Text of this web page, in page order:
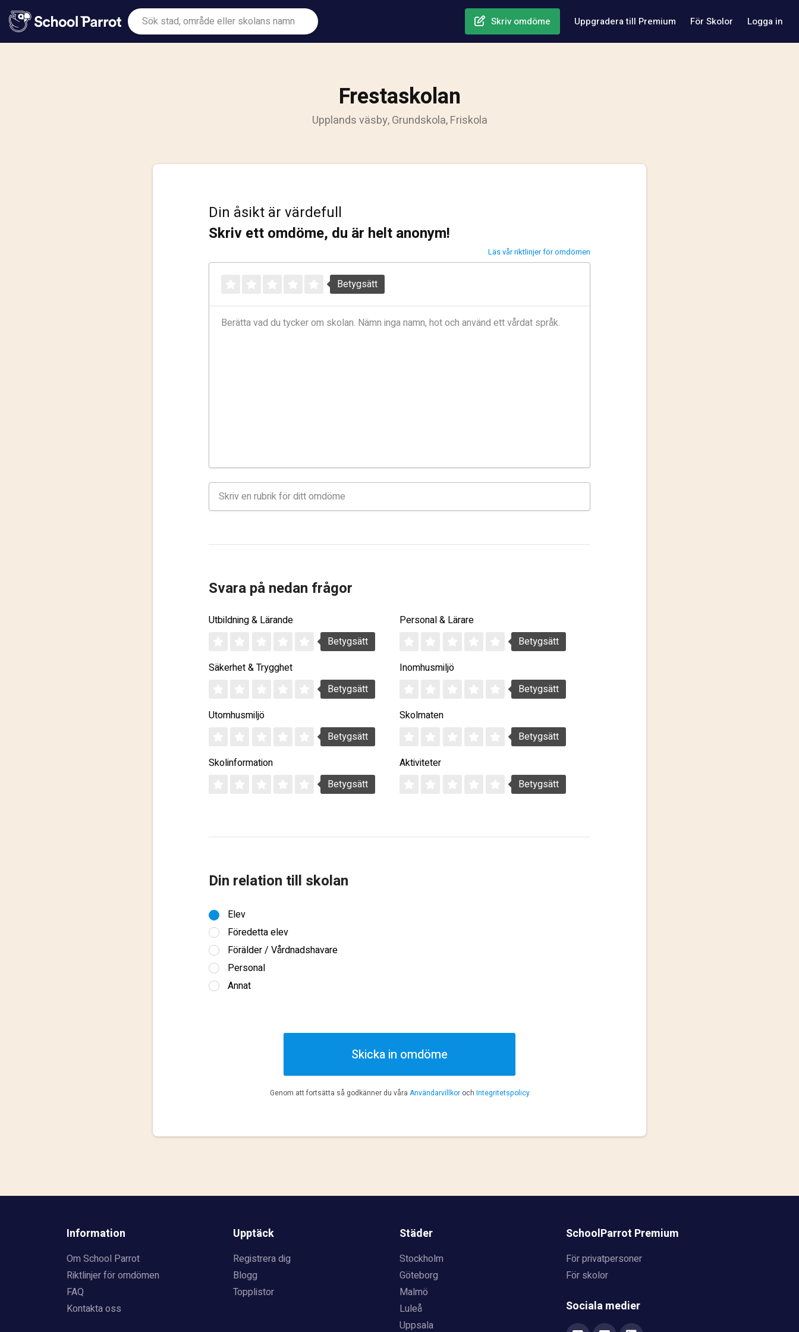
Skriv omdöme Uppgradera till Premium För Skolor Logga in
Frestaskolan
Upplands väsby, Grundskola, Friskola
Din åsikt är värdefull
Skriv ett omdöme, du är helt anonym!
Läs vår riktlinjer för omdömen
Betygsätt
Svara på nedan frågor
Utbildning & Lärande
Betygsätt
Personal & Lärare
Betygsätt
Säkerhet & Trygghet
Betygsätt
Inomhusmiljö
Betygsätt
Utomhusmiljö
Betygsätt
Skolmaten
Betygsätt
Skolinformation
Betygsätt
Aktiviteter
Betygsätt
Din relation till skolan
Elev
Föredetta elev
Förälder / Vårdnadshavare
Personal
Annat
Skicka in omdöme
Genom att fortsätta så godkänner du våra Användarvillkoroch Integritetspolicy
Information
Om School Parrot
Riktlinjer för omdömen
FAQ
Kontakta oss
Upptäck
Registrera dig
Blogg
Topplistor
Städer
Stockholm
Göteborg
Malmö
Luleå
Uppsala
SchoolParrot Premium
För privatpersoner
För skolor
Sociala medier